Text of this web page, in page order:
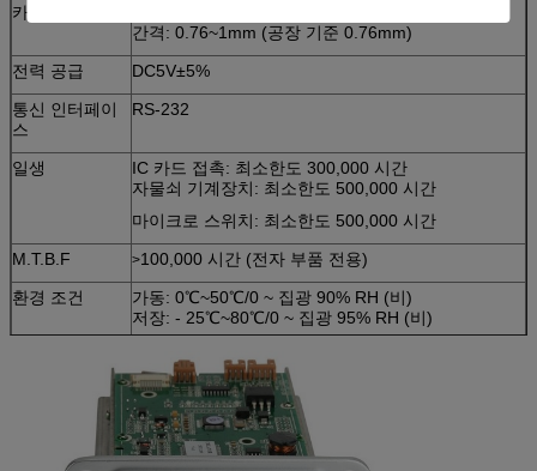
카드 차원
간격: 0.76~1mm (공장 기준 0.76mm)
전력 공급
DC5V±5%
통신 인터페이
스
RS-232
일생
IC 카드 접촉: 최소한도 300,000 시간
자물쇠 기계장치: 최소한도 500,000 시간
마이크로 스위치: 최소한도 500,000 시간
M.T.B.F
>100,000 시간 (전자 부품 전용)
환경 조건
가동: 0℃~50℃/0 ~ 집광 90% RH (비)
저장: - 25℃~80℃/0 ~ 집광 95% RH (비)
240g에 관하여